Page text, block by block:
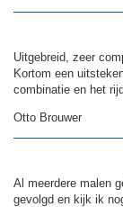
Uitgebreid, zeer
Kortom een
combinatie en het
Otto Brouwer
Al meerdere malen
gevolgd en kijk ik